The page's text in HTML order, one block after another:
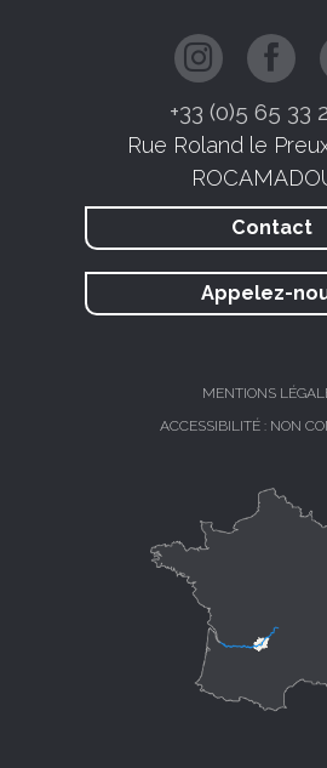
+33 (0)5 65 33
Rue Roland le
Contact
Appelez-
MENTIONS
ACCESSIBILITÉ : NON